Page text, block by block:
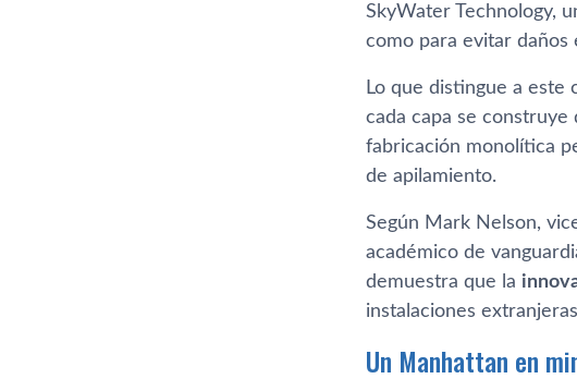
SkyWater Technology,
como para evitar daños
Lo que distingue a este
cada capa se
fabricación monolítica
de apilamiento.
Según Mark Nelson,
académico de
demuestra que la
instalaciones
Un Manhattan en